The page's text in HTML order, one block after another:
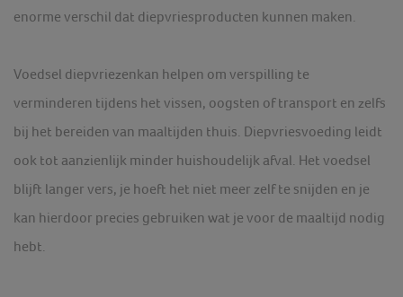
enorme verschil dat diepvriesproducten kunnen maken.
Voedsel diepvriezenkan helpen om verspilling te
verminderen tijdens het vissen, oogsten of transport en zelfs
bij het bereiden van maaltijden thuis. Diepvriesvoeding leidt
ook tot aanzienlijk minder huishoudelijk afval. Het voedsel
blijft langer vers, je hoeft het niet meer zelf te snijden en je
kan hierdoor precies gebruiken wat je voor de maaltijd nodig
hebt.